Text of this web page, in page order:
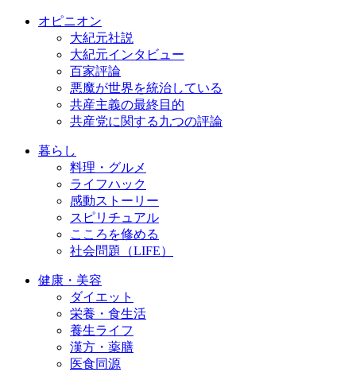
オピニオン
大紀元社説
大紀元インタビュー
百家評論
悪魔が世界を統治している
共産主義の最終目的
共産党に関する九つの評論
暮らし
料理・グルメ
ライフハック
感動ストーリー
スピリチュアル
こころを修める
社会問題（LIFE）
健康・美容
ダイエット
栄養・食生活
養生ライフ
漢方・薬膳
医食同源